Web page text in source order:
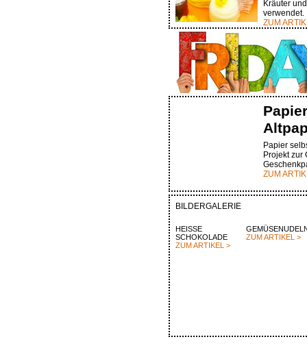
Kräuter
verwendet.
ZUM
Papier
Projekt zur
ZUM
BILDERGALERIE
HEISSE
SCHOKOLADE
ZUM ARTIKEL >
ZUM ARTIKEL >